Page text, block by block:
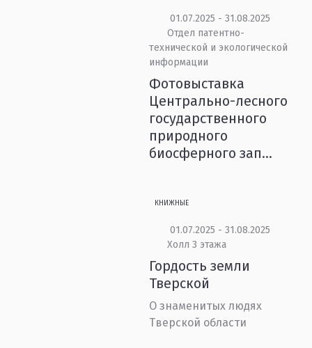
01.07.2025 - 31.08.2025
Отдел патентно-
технической и экологической
информации
Фотовыставка
Центрально-лесного
государственного
природного
биосферного зап...
КНИЖНЫЕ
01.07.2025 - 31.08.2025
Холл 3 этажа
Гордость земли
Тверской
О знаменитых людях
Тверской области